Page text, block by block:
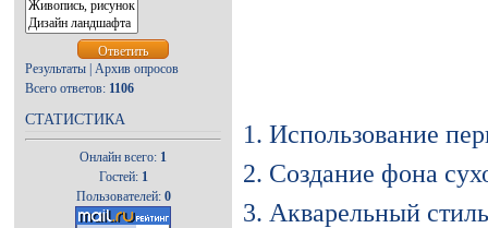
Результаты Архив опросов
Всего ответов: 1106
СТАТИСТИКА
Онлайн всего: 1
Гостей: 1
Пользователей: 0
1. Использование
2. Создание фона
3. Акварельный стиль